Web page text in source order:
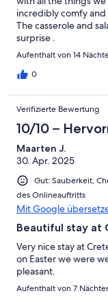
incredibly comfy
The casserole and
surprise .
Aufenthalt von 14
0
Verifizierte Bewertung
10/10 –
Maarten J.
30. Apr. 2025
Gut: Sauberkeit,
des Onlineauftritts
Mit Google
Beautiful stay at
Very nice stay at
on Easter we were
pleasant.
Aufenthalt von 7